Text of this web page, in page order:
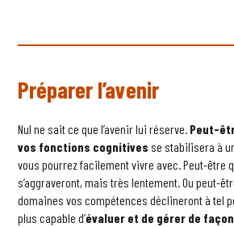
Préparer l’avenir
Nul ne sait ce que l’avenir lui réserve. Peut-
vos fonctions cognitives se stabilisera à
vous pourrez facilement vivre avec. Peut-être
s’aggraveront, mais très lentement. Ou peut-
domaines vos compétences déclineront à tel
plus capable d’évaluer et de gérer de